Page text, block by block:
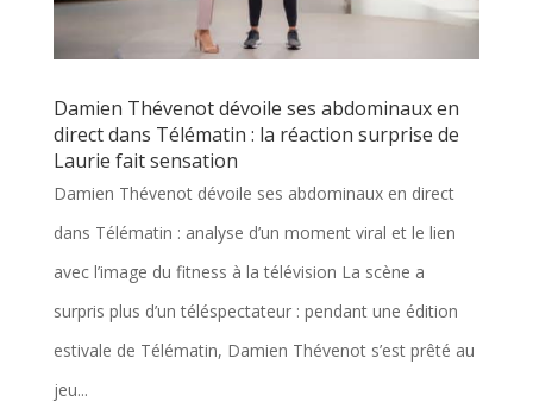
Damien Thévenot dévoile ses abdominaux en
direct dans Télématin : la réaction surprise de
Laurie fait sensation
Damien Thévenot dévoile ses abdominaux en direct
dans Télématin : analyse d’un moment viral et le lien
avec l’image du fitness à la télévision La scène a
surpris plus d’un téléspectateur : pendant une édition
estivale de Télématin, Damien Thévenot s’est prêté au
jeu...